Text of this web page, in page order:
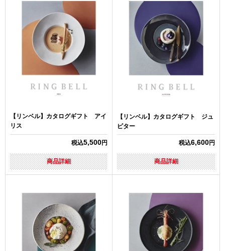
【リンベル】カタログギフト アイ
リス
税込5,500円
商品詳細
【リンベル】カタログギフト ジュ
ピター
税込6,600円
商品詳細